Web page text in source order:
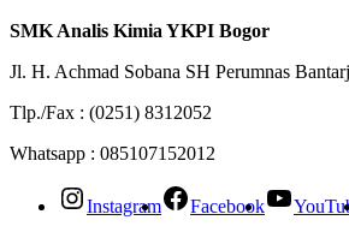
SMK Analis Kimia YKPI Bogor
Jl. H. Achmad Sobana SH Perumnas
Tlp./Fax : (0251) 8312052
Whatsapp : 085107152012
Instagram Facebook